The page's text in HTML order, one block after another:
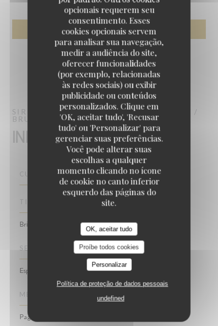
opcionais requerem seu
consentimento. Esses
cookies opcionais servem
para analisar sua navegação,
medir a audiência do site,
oferecer funcionalidades
(por exemplo, relacionadas
às redes sociais) ou exibir
publicidade ou conteúdos
personalizados. Clique em
'OK, aceitar tudo', 'Recusar
tudo' ou 'Personalizar' para
gerenciar suas preferências.
Você pode alterar suas
escolhas a qualquer
momento clicando no ícone
de cookie no canto inferior
esquerdo das páginas do
site.
OK, aceitar tudo
Proíbe todos cookies
Personalizar
Política de proteção de dados pessoais
undefined
SIR WINSTONBRITISH PUB & BRASSERIE /
BRUNCH / TERRASSE / DORIS BAR
Informações gerais
CULINÁRIA
TIPO DE EMPRESA
British Pub & Brasserie / Brunch / Terrasse / Doris Bar
SERVIÇOS
Esplanada
MÉTODOS DE PAGAMENTO
Pagamento sem contato, Eurocard/Mastercard, Títulos de